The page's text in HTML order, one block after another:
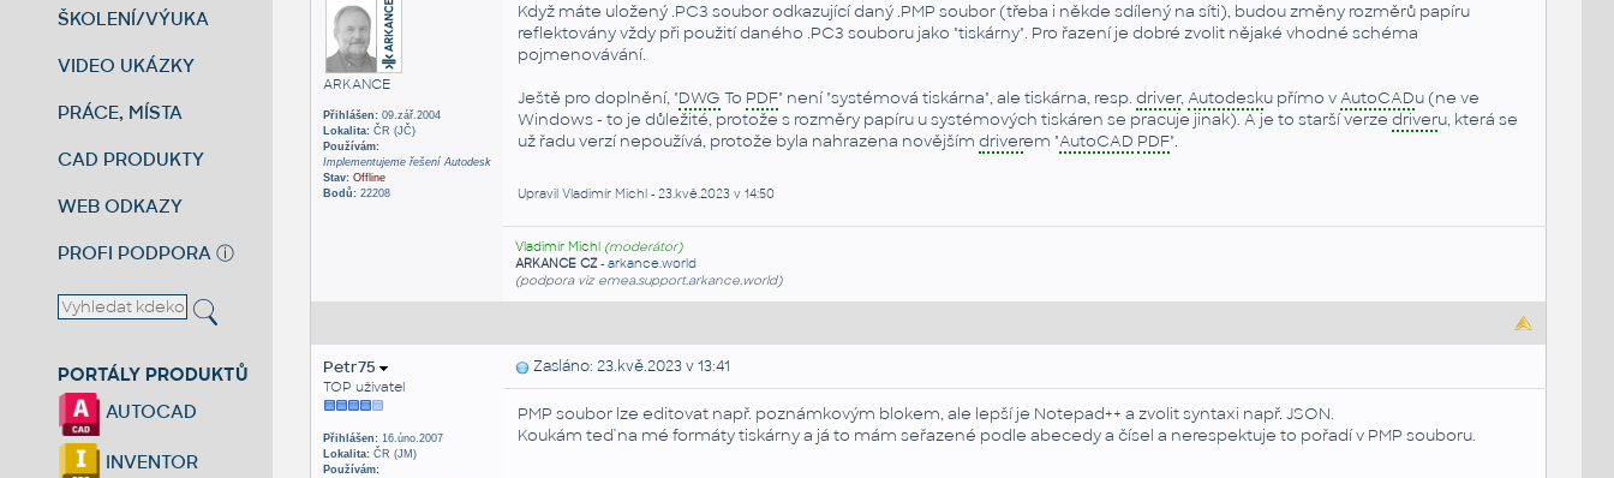
ŠKOLENÍ/VÝUKA
VIDEO UKÁZKY
PRÁCE, MÍSTA
CAD PRODUKTY
WEB ODKAZY
PROFI PODPORA ⓘ
PORTÁLY PRODUKTŮ
AUTOCAD
INVENTOR
ARKANCE
Přihlášen:09.zář.2004
Lokalita:ČR (JČ)
Používám:
Implementujeme řešení Autodesk
Stav: Offline
Bodů:22208
Když máte uložený .PC3 soubor odkazující daný .PMP soubor (třeba i někde sdílený na síti), budou změny rozměrů papíru
reflektovány vždy při použití daného .PC3 souboru jako "tiskárny". Pro řazení je dobré zvolit nějaké vhodné schéma
pojmenovávání.
Ještě pro doplnění, "DWG To PDF" není "systémová tiskárna", ale tiskárna, resp. driver,Autodesku přímo vAutoCADu (ne ve
Windows - to je důležité, protože s rozměry papíru u systémových tiskáren se pracuje jinak). A je to starší verze driveru, která se
už řadu verzí nepoužívá, protože byla nahrazena novějším driverem "AutoCAD PDF".
Upravil Vladimír Michl - 23.kvě.2023 v 14:50
Vladimír Michl (moderátor)
ARKANCE CZ- arkance.world
(podpora viz emea.support.arkance.world)
Petr75
TOP uživatel
Přihlášen:16.úno.2007
Lokalita:ČR (JM)
Používám:
Zasláno: 23.kvě.2023 v 13:41
PMP soubor lze editovat např. poznámkovým blokem, ale lepší je Notepad++ a zvolit syntaxi např. JSON.
Koukám teď na mé formáty tiskárny a já to mám seřazené podle abecedy a čísel a nerespektuje to pořadí v PMP souboru.